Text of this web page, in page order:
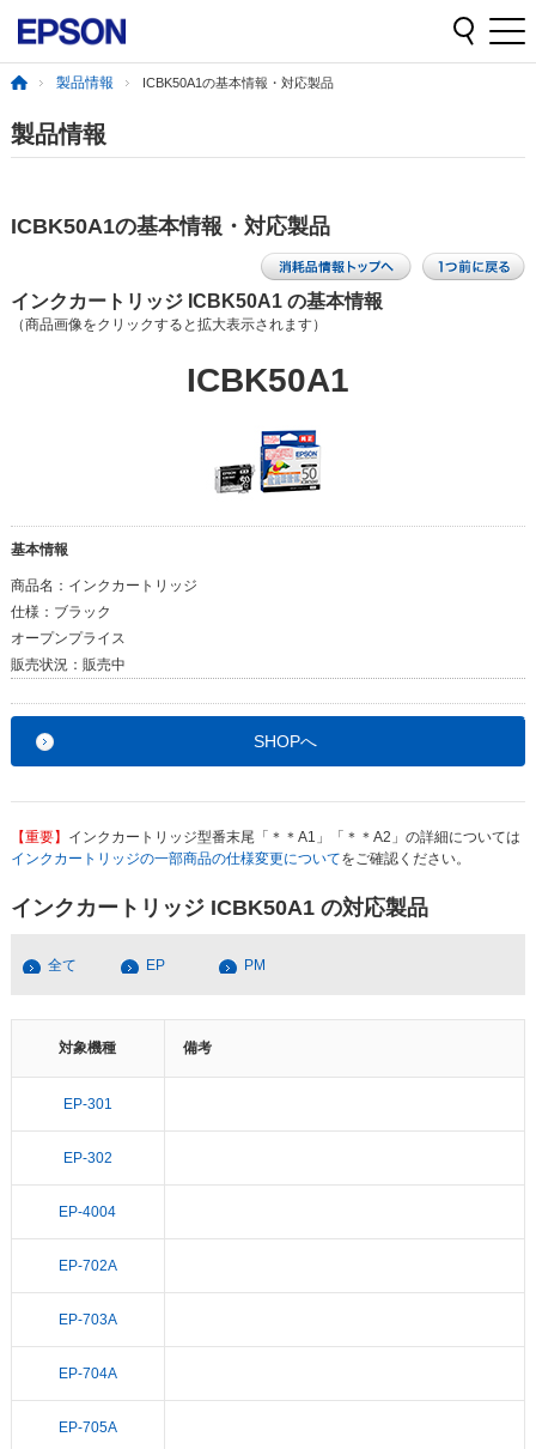
製品情報 ICBK50A1の基本情報・対応製品
製品情報
ICBK50A1の基本情報・対応製品
インクカートリッジ ICBK50A1 の基本情報
（商品画像をクリックすると拡大表示されます）
ICBK50A1
基本情報
商品名： インクカートリッジ
仕様： ブラック
オープンプライス
販売状況： 販売中
SHOPへ
【重要】 インクカートリッジ型番末尾「＊＊A1」「＊＊A2」の詳細については
インクカートリッジの一部商品の仕様変更についてをご確認ください。
インクカートリッジ ICBK50A1 の対応製品
全て EP PM
対象機種 備考
EP-301
EP-302
EP-4004
EP-702A
EP-703A
EP-704A
EP-705A